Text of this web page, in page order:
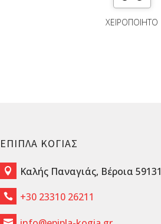
ΧΕΙΡΟΠΟΙΗΤΟ
ΕΠΙΠΛΑ ΚΟΓΙΑΣ
 Καλής Παναγιάς, Βέροια 59131
 +30 23310 26211